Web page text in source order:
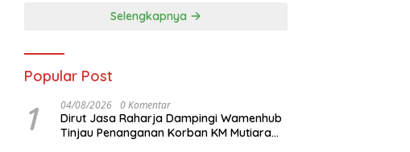
Selengkapnya
Popular Post
1 04/08/2026 0 Komentar
Dirut Jasa Raharja Dampingi Wamenhub
Tinjau Penanganan Korban KM Mutiara